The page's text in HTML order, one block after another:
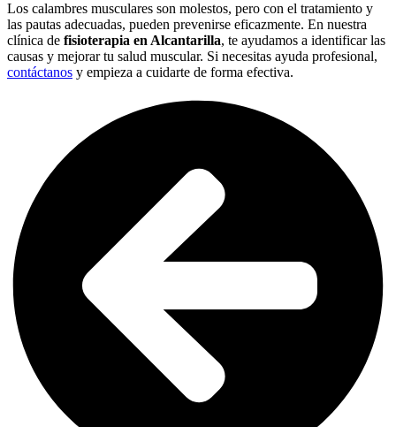
Los calambres musculares son molestos, pero con el tratamiento y
las pautas adecuadas, pueden prevenirse eficazmente. En nuestra
clínica de fisioterapia en Alcantarilla, te ayudamos a identificar las
causas y mejorar tu salud muscular. Si necesitas ayuda profesional,
contáctanos y empieza a cuidarte de forma efectiva.